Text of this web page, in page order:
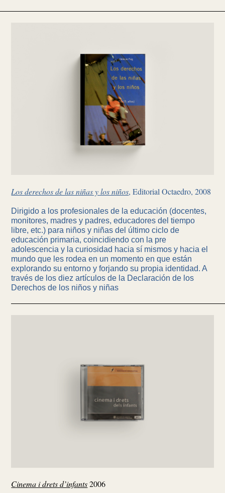
Los derechos de las niñas y los niños, Editorial Octaedro, 2008
Dirigido a los profesionales de la educación (docentes,
monitores, madres y padres, educadores del tiempo
libre, etc.) para niños y niñas del último ciclo de
educación primaria, coincidiendo con la pre
adolescencia y la curiosidad hacia sí mismos y hacia el
mundo que les rodea en un momento en que están
explorando su entorno y forjando su propia identidad. A
través de los diez artículos de la Declaración de los
Derechos de los niños y niñas
Cinema i drets d’infants2006